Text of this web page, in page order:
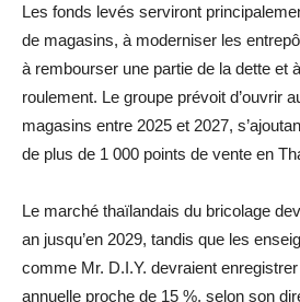
Les fonds levés serviront
de magasins, à moderniser les
à rembourser une partie de la dette et
roulement. Le groupe prévoit d’ouvrir
magasins entre 2025 et 2027,
de plus de 1 000 points de vente en
Le marché thaïlandais du bricolage
an jusqu’en 2029, tandis que les
comme Mr. D.I.Y. devraient
annuelle proche de 15 %, selon son